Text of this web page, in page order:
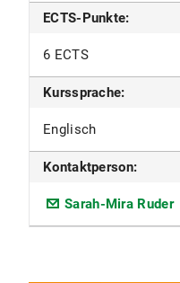
ECTS-Punkte:
6 ECTS
Kurssprache:
Englisch
Kontaktperson:
Sarah-Mira Ruder